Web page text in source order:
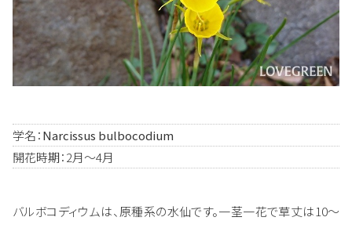
学名：Narcissus bulbocodium
開花時期：2月～4月
バルボコディウムは、原種系の水仙です。一茎一花で草丈は10～